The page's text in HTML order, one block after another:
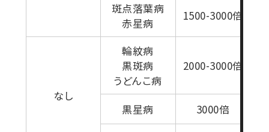
斑点落葉病
赤星病
1500-3000倍
なし
輪紋病
黒斑病
うどんこ病
2000-3000倍
黒星病
3000倍